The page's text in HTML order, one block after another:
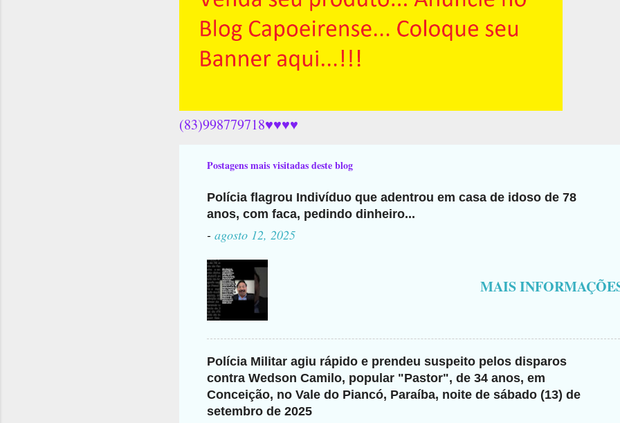
(83)998779718♥♥♥♥
Postagens mais visitadas deste blog
Polícia flagrou Indivíduo que adentrou em casa de idoso de 78
anos, com faca, pedindo dinheiro...
- agosto 12, 2025
MAIS
Polícia Militar agiu rápido e prendeu suspeito pelos disparos
contra Wedson Camilo, popular "Pastor", de 34 anos, em
Conceição, no Vale do Piancó, Paraíba, noite de sábado (13) de
setembro de 2025